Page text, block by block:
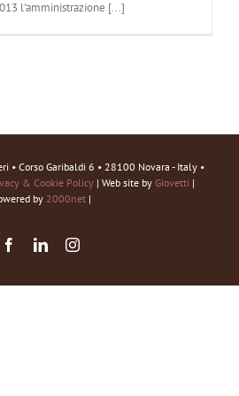
l'amministrazione [...]
• Corso Garibaldi 6 • 28100 Novara - Italy •
& Cookie Policy | Web site by Giovetti |
by 2000net|
FacebookLinkedInInstagram